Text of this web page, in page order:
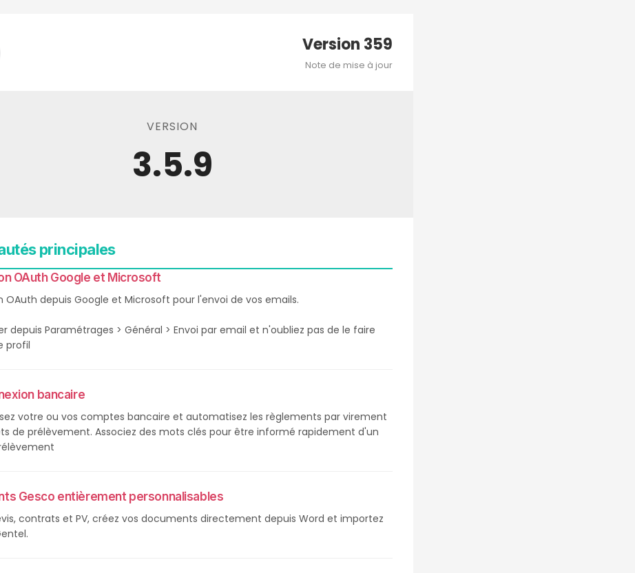
Version 359
Note de mise à jour
VERSION
3.5.9
principales
OAuth Google et Microsoft
OAuth depuis Google et Microsoft pour l'envoi de vos emails.
depuis Paramétrages > Général > Envoi par email et n'oubliez pas de le faire
profil
bancaire
votre ou vos comptes bancaire et automatisez les règlements par virement
de prélèvement. Associez des mots clés pour être informé rapidement d'un
Gesco entièrement personnalisables
contrats et PV, créez vos documents directement depuis Word et importez